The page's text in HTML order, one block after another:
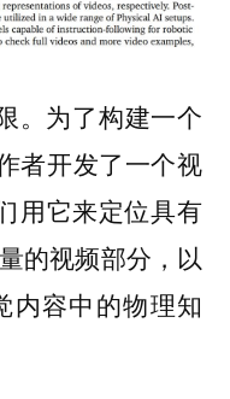
。为了构建一个
者开发了一个视
用它来定位具有
的视频部分，以
内容中的物理知